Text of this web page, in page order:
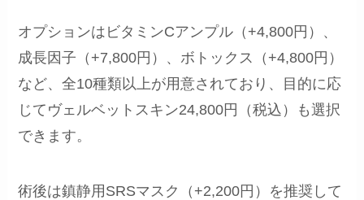
オプションはビタミンCアンプル（+4,800円）、
成長因子（+7,800円）、ボトックス（+4,800円）
など、全10種類以上が用意されており、目的に応
じてヴェルベットスキン24,800円（税込）も選択
できます。
術後は鎮静用SRSマスク（+2,200円）を推奨して